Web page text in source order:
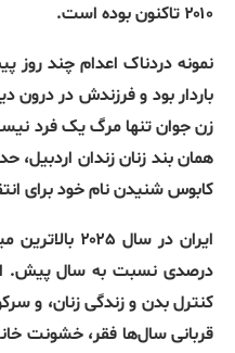
۲۰۱۰ تاکنون بوده است
.
نمونه دردناک اعدام چند روز پیش اسما زارعی، ۲۸ ساله، در زندان مرکزی
باردار بود و فرزندش در درون
زن جوان تنها مرگ یک فرد
کابوس شنیدن نام خود برای
ایران در سال ۲۰۲۵ بالاترین میزان اعدام زنان در جهان را ثبت کرد
درصدی نسبت به سال پیش.
کنترل بدن و زندگی زنان، و
قربانی سال‌ها فقر، خشونت